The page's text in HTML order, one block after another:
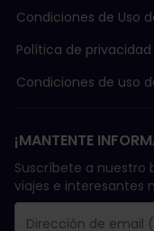
Condiciones de Uso
Política de
Condiciones de uso
¡MANTENTE
Suscríbete a nuestro
viajes e interesantes